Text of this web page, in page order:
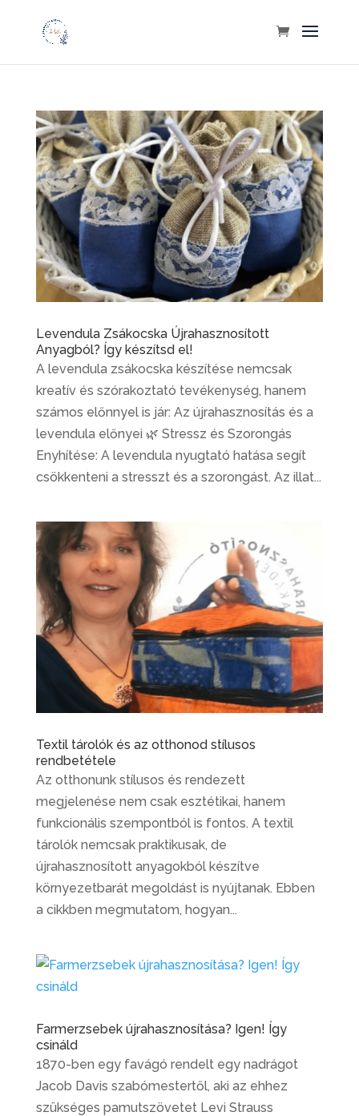
Levendula Zsákocska Újrahasznosított
Anyagból? Így készítsd el!
A levendula zsákocska készítése nemcsak
kreatív és szórakoztató tevékenység, hanem
számos előnnyel is jár: Az újrahasznosítás és a
levendula előnyei 🌿 Stressz és Szorongás
Enyhítése: A levendula nyugtató hatása segít
csökkenteni a stresszt és a szorongást. Az illat...
Textil tárolók és az otthonod stílusos
rendbetétele
Az otthonunk stílusos és rendezett
megjelenése nem csak esztétikai, hanem
funkcionális szempontból is fontos. A textil
tárolók nemcsak praktikusak, de
újrahasznosított anyagokból készítve
környezetbarát megoldást is nyújtanak. Ebben
a cikkben megmutatom, hogyan...
Farmerzsebek újrahasznosítása? Igen! Így
csináld
1870-ben egy favágó rendelt egy nadrágot
Jacob Davis szabómestertől, aki az ehhez
szükséges pamutszövetet Levi Strauss